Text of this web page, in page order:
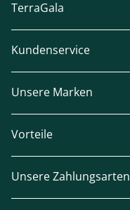
TerraGala
Kundenservice
Unsere Marken
Vorteile
Unsere Zahlungsarten